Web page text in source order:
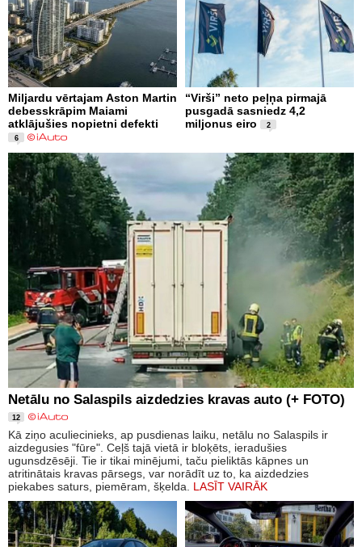
Miljardu vērtajam Aston Martin
debesskrāpim Maiami
atklājušies nopietni defekti
6
“Virši” neto peļņa pirmajā
pusgadā sasniedz 4,2
miljonus eiro
2
Netālu no Salaspils aizdedzies kravas auto (+ FOTO)
12
Kā ziņo aculiecinieks, ap pusdienas laiku, netālu no Salaspils ir
aizdegusies "fūre". Ceļš tajā vietā ir bloķēts, ieradušies
ugunsdzēsēji. Tie ir tikai minējumi, taču pieliktās kāpnes un
atritinātais kravas pārsegs, var norādīt uz to, ka aizdedzies
piekabes saturs, piemēram, šķelda. LASĪT VAIRĀK